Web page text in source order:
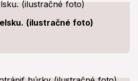
(ilustračné foto)